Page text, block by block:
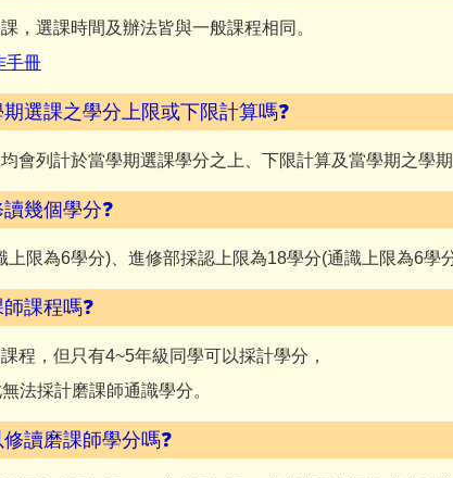
，選課時間及辦法皆與一般課程相同。
手冊
選課之學分上限或下限計算嗎❓
會列計於當學期選課學分之上、下限計算及當學期之學期
幾個學分❓
限為6學分)、進修部採認上限為18學分(通識上限為6學分
課程嗎❓
程，但只有4~5年級同學可以採計學分，
法採計磨課師通識學分。
修讀磨課師學分嗎❓